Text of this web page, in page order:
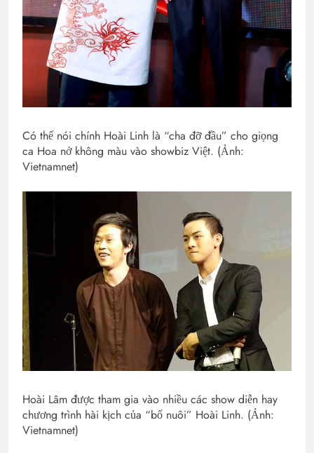
Có thể nói chính Hoài Linh là “cha đỡ đầu” cho giọng
ca Hoa nở không màu vào showbiz Việt. (Ảnh:
Vietnamnet)
Hoài Lâm được tham gia vào nhiều các show diễn hay
chương trình hài kịch của “bố nuôi” Hoài Linh. (Ảnh:
Vietnamnet)